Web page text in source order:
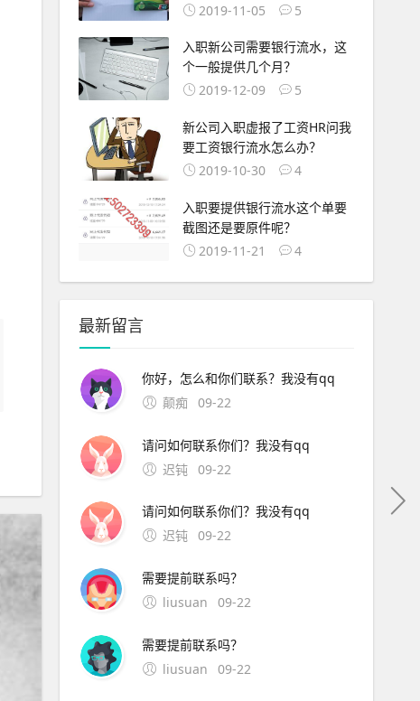
2019-11-05
5
入职新公司需要银行流水，这
个一般提供几个月？
2019-12-09
5
新公司入职虚报了工资HR问我
要工资银行流水怎么办？
2019-10-30
4
入职要提供银行流水这个单要
截图还是要原件呢？
2019-11-21
4
最新留言
你好，怎么和你们联系？我没有qq
颠痴 09-22
请问如何联系你们？我没有qq
迟钝 09-22
请问如何联系你们？我没有qq
迟钝 09-22
需要提前联系吗？
liusuan
09-22
需要提前联系吗？
liusuan
09-22